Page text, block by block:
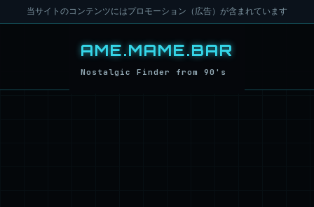
当サイトのコンテンツにはプロモーション（広告）が含まれています